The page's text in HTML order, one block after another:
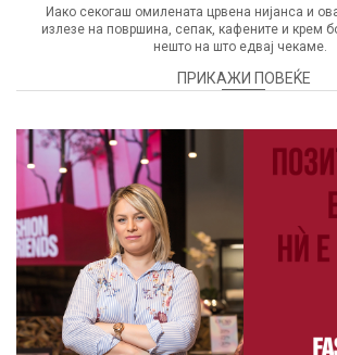
Иако секогаш омилената црвена нијанса и
излезе на површина, сепак, кафените и крем
нешто на што едвај чекаме.
ПРИКАЖИ ПОВЕЌЕ